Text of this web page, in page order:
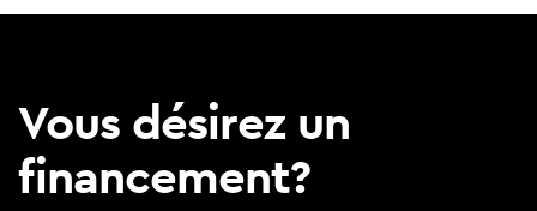
Vous désirez un
financement?